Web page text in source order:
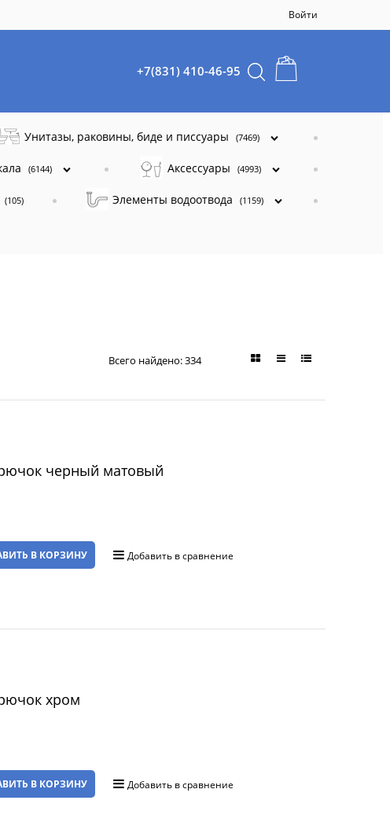
Войти
+7(831) 410-46-95
Унитазы, раковины, биде и писсуары (7469)
(6144) Аксессуары (4993)
(105) Элементы водоотвода (1159)
Всего найдено:334
черный матовый
В КОРЗИНУ Добавить в сравнение
хром
В КОРЗИНУ Добавить в сравнение